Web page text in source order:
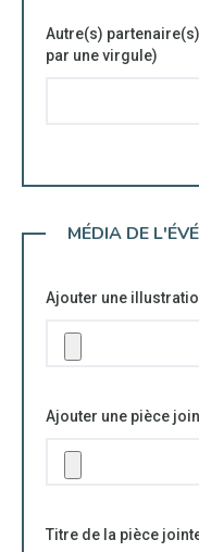
Autre(s)
par une virgule)
MÉDIA DE
Ajouter une
Ajouter une pièce
Titre de la pièce